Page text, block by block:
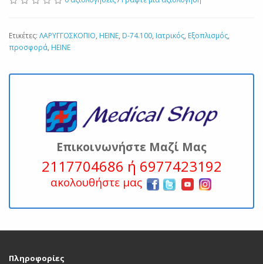
Ετικέτες: ΛΑΡΥΓΓΟΣΚΟΠΙΟ, ΗΕΙΝΕ, D-74.100, Ιατρικός, Εξοπλισμός,
προσφορά, HEINE
Επικοινωνήστε Μαζί Μας
2117704686 ή 6977423192
ακολουθήστε μας
Πληροφορίες